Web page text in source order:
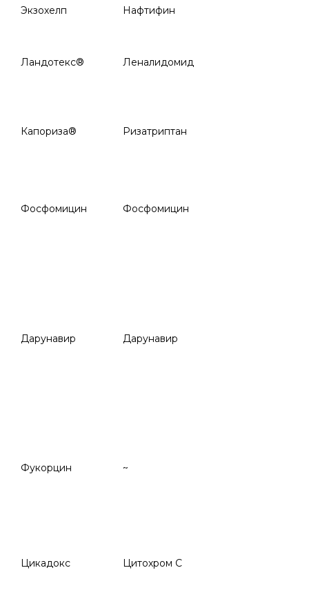
Экзохелп Нафтифин
Ландотекс® Леналидомид
Капориза® Ризатриптан
Фосфомицин Фосфомицин
Дарунавир Дарунавир
Фукорцин ~
Цикадокс Цитохром С